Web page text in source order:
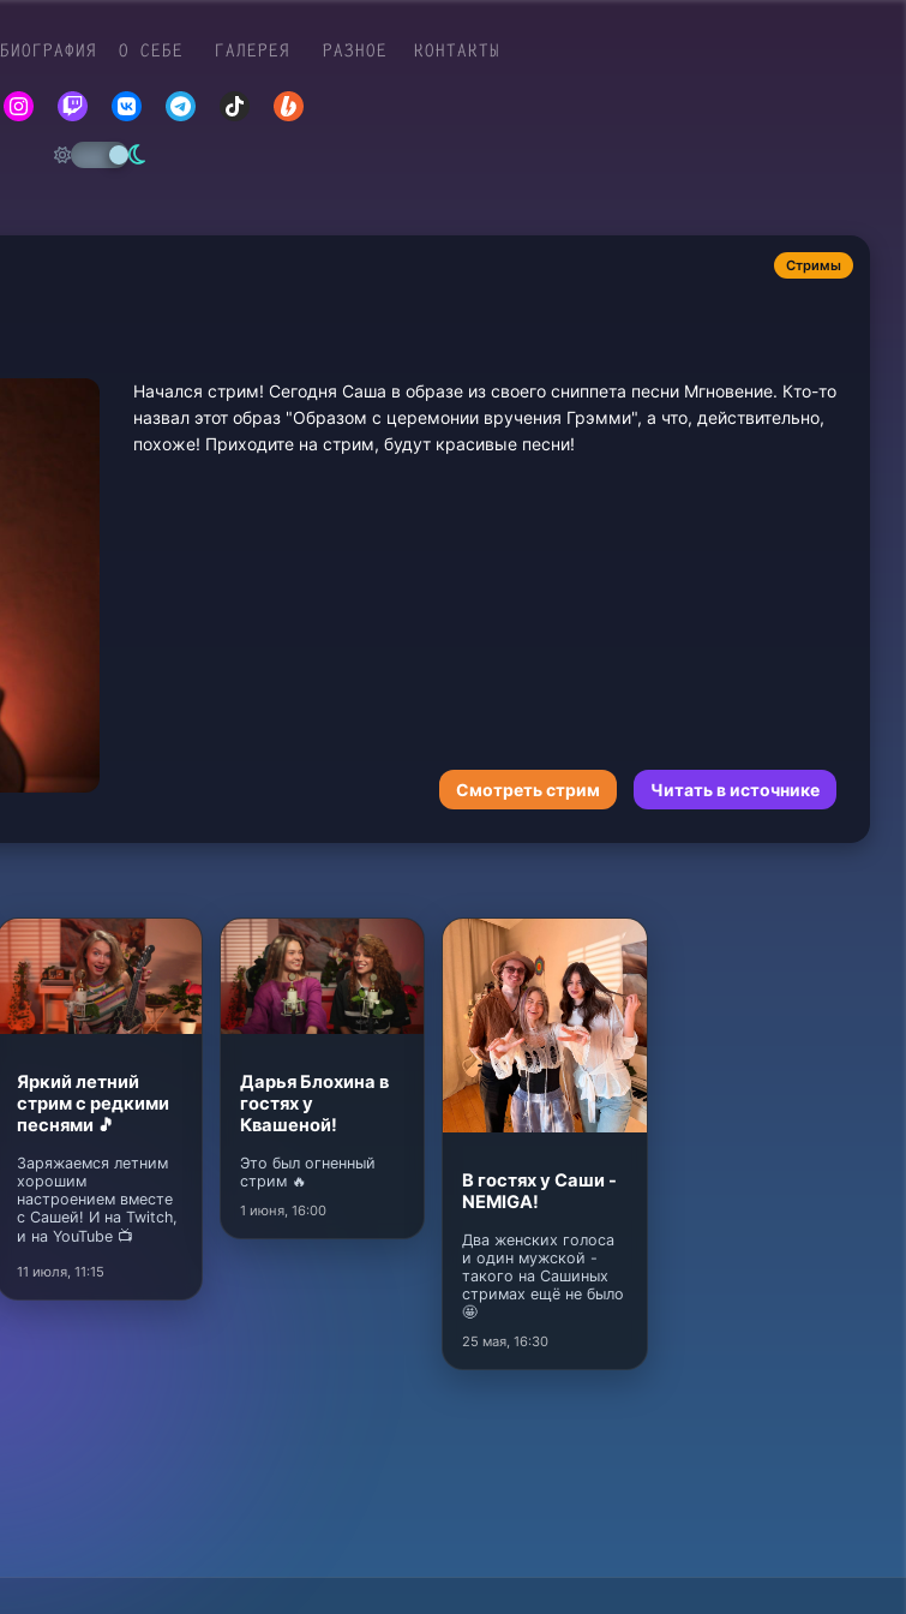
БИОГРАФИЯ О СЕБЕ ГАЛЕРЕЯ РАЗНОЕ КОНТАКТЫ
Стримы
Начался стрим! Сегодня Саша в образе из своего сниппета песни Мгновение. Кто-то
назвал этот образ "Образом с церемонии вручения Грэмми", а что, действительно,
похоже! Приходите на стрим, будут красивые песни!
Смотреть стрим Читать в источнике
Яркий летний
стрим с редкими
песнями 🎵
Заряжаемся летним
хорошим
настроением вместе
с Сашей! И на Twitch,
и на YouTube 📺
11 июля, 11:15
Дарья Блохина в
гостях у
Квашеной!
Это был огненный
стрим 🔥
1 июня, 16:00
В гостях у Саши -
NEMIGA!
Два женских голоса
и один мужской -
такого на Сашиных
стримах ещё не было
🤩
25 мая, 16:30